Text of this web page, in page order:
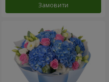
Замовити